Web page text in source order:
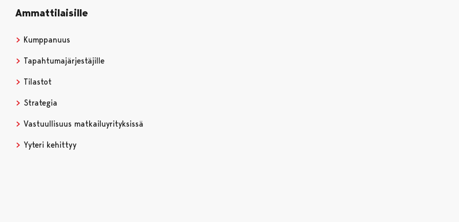
Ammattilaisille
Kumppanuus
Tapahtumajärjestäjille
Tilastot
Strategia
Vastuullisuus matkailuyrityksissä
Yyteri kehittyy